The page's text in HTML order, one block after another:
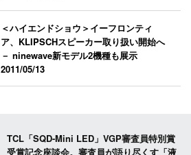
＜ハイエンドショウ＞イーフロンティ
ア、KLIPSCHスピーカー取り扱い開始へ
－ ninewave新モデル2機種も展示
2011/05/13
TCL「SQD-Mini LED」VGP審査員特別賞
受賞記念座談会。審査員が語り尽くす「液